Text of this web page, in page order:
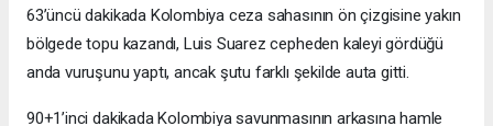
63’üncü dakikada Kolombiya ceza sahasının ön çizgisine yakın
bölgede topu kazandı, Luis Suarez cepheden kaleyi gördüğü
anda vuruşunu yaptı, ancak şutu farklı şekilde auta gitti.
90+1’inci dakikada Kolombiya savunmasının arkasına hamle